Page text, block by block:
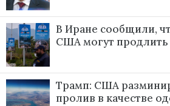
В Иране сообщили,
США могут продлить
Трамп: США
пролив в качестве